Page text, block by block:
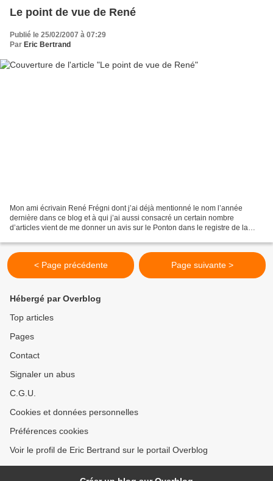
Le point de vue de René
Publié le 25/02/2007 à 07:29
Par Eric Bertrand
Mon ami écrivain René Frégni dont j’ai déjà mentionné le nom l’année
dernière dans ce blog et à qui j’ai aussi consacré un certain nombre
d’articles vient de me donner un avis sur le Ponton dans le registre de la
< Page précédente Page suivante >
Hébergé par Overblog
Top articles
Pages
Contact
Signaler un abus
C.G.U.
Cookies et données personnelles
Préférences cookies
Voir le profil de Eric Bertrand sur le portail Overblog